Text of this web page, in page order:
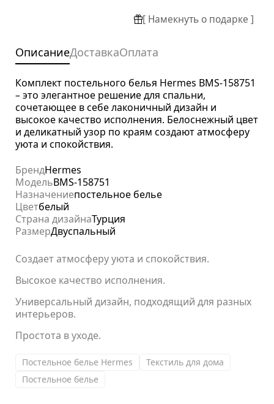
[ Намекнуть о подарке ]
ОписаниеДоставкаОплата
Комплект постельного белья Hermes BMS-158751
– это элегантное решение для спальни,
сочетающее в себе лаконичный дизайн и
высокое качество исполнения. Белоснежный цвет
и деликатный узор по краям создают атмосферу
уюта и спокойствия.
БрендHermes
МодельBMS-158751
Назначениепостельное белье
Цветбелый
Страна дизайнаТурция
РазмерДвуспальный
Создает атмосферу уюта и спокойствия.
Высокое качество исполнения.
Универсальный дизайн, подходящий для разных
интерьеров.
Простота в уходе.
Постельное белье Hermes
Текстиль для дома
Постельное белье